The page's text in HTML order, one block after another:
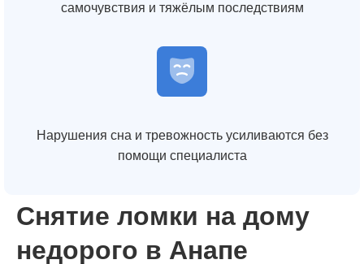
самочувствия и тяжёлым последствиям
Нарушения сна и тревожность усиливаются без
помощи специалиста
Снятие ломки на дому
недорого в Анапе